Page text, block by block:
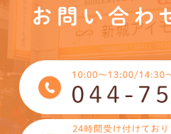
お問い合わ